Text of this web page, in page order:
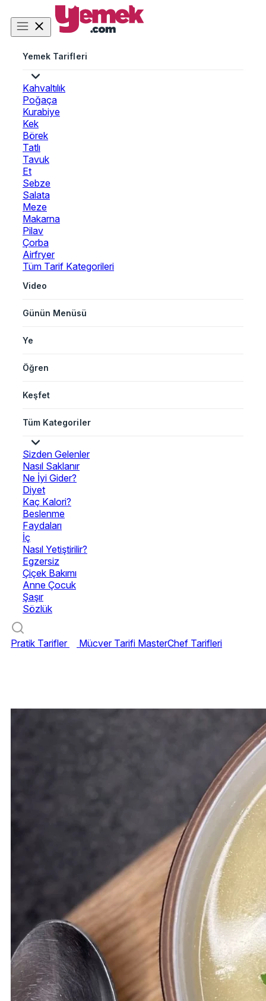
Yemek Tarifleri
Kahvaltılık
Poğaça
Kurabiye
Kek
Börek
Tatlı
Tavuk
Et
Sebze
Salata
Meze
Makarna
Pilav
Çorba
Airfryer
Tüm Tarif Kategorileri
Video
Günün Menüsü
Ye
Öğren
Keşfet
Tüm Kategoriler
Sizden Gelenler
Nasıl Saklanır
Ne İyi Gider?
Diyet
Kaç Kalori?
Beslenme
Faydaları
İç
Nasıl Yetiştirilir?
Egzersiz
Çiçek Bakımı
Anne Çocuk
Şaşır
Sözlük
Pratik Tarifler Mücver Tarifi MasterChef Tarifleri